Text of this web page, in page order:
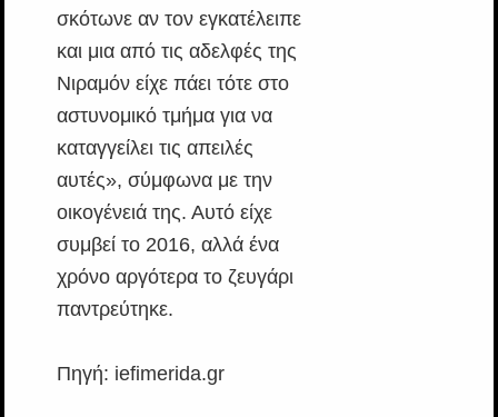
σκότωνε αν τον εγκατέλειπε
και μια από τις αδελφές της
Νιραμόν είχε πάει τότε στο
αστυνομικό τμήμα για να
καταγγείλει τις απειλές
αυτές», σύμφωνα με την
οικογένειά της. Αυτό είχε
συμβεί το 2016, αλλά ένα
χρόνο αργότερα το ζευγάρι
παντρεύτηκε.
Πηγή: iefimerida.gr